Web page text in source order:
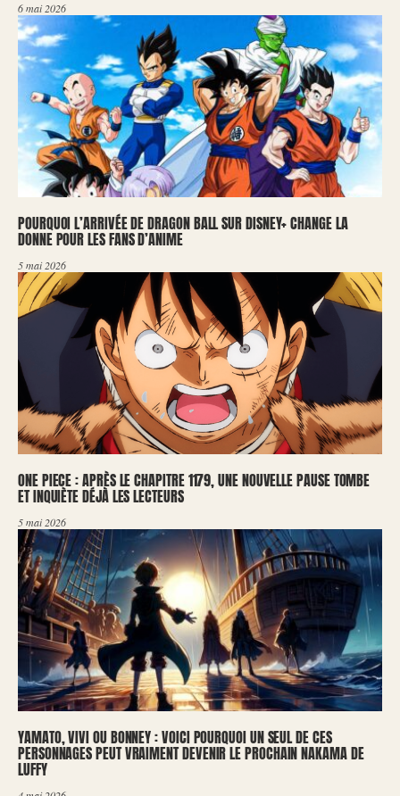
6 mai 2026
POURQUOI L’ARRIVÉE DE DRAGON BALL SUR DISNEY+ CHANGE LA
DONNE POUR LES FANS D’ANIME
5 mai 2026
ONE PIECE : APRÈS LE CHAPITRE 1179, UNE NOUVELLE PAUSE TOMBE
ET INQUIÈTE DÉJÀ LES LECTEURS
5 mai 2026
YAMATO, VIVI OU BONNEY : VOICI POURQUOI UN SEUL DE CES
PERSONNAGES PEUT VRAIMENT DEVENIR LE PROCHAIN NAKAMA DE
LUFFY